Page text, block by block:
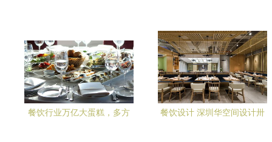
餐饮行业万亿大蛋糕，多方
餐饮设计 深圳华空间设计卅